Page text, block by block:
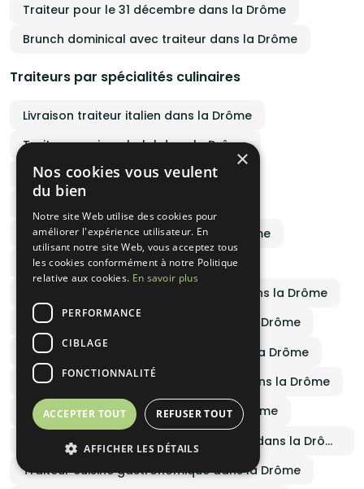
Traiteur pour le 31 décembre dans la Drôme
Brunch dominical avec traiteur dans la Drôme
Traiteurs par spécialités culinaires
Livraison traiteur italien dans la Drôme
Traiteur mariage halal dans la Drôme
Traiteur casher tarif dans la Drôme
Cocktail dînatoire libanais dans la Drôme
Plats créoles traiteur dans la Drôme
Traiteur vegetarien haut de gamme dans la Drôme
Traiteur vegan haut de gamme dans la Drôme
Traiteur cuisine cuisine régionale dans la Drôme
Traiteur cuisine français traditionnel dans la Drôme
Traiteur cuisine sans gluten dans la Drôme
Traiteur cuisine pâtisseries et desserts dans la Drôme
Traiteur cuisine gastronomique dans la Drôme
×
Nos cookies vous veulent
du bien
Notre site Web utilise des cookies pour
améliorer l'expérience utilisateur. En
utilisant notre site Web, vous acceptez tous
les cookies conformément à notre Politique
relative aux cookies. En savoir plus
PERFORMANCE
CIBLAGE
FONCTIONNALITÉ
ACCEPTER TOUT REFUSER TOUT
AFFICHER LES DÉTAILS